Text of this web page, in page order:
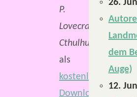
P.
Lovecrafts
Cthulhu)
als
kostenloser
Download
26.
dem
Auge)
12.